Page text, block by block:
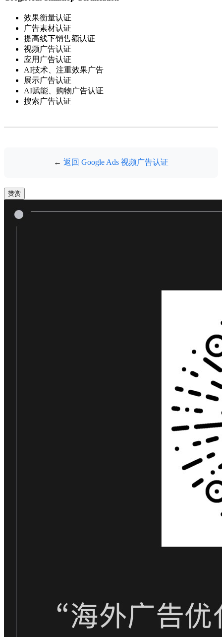
效果衡量认证
广告素材认证
提高线下销售额认证
视频广告认证
应用广告认证
AI技术、注重效果广告
展示广告认证
AI赋能、购物广告认证
搜索广告认证
← 返回 Google Ads 视频广告认证
赞赏